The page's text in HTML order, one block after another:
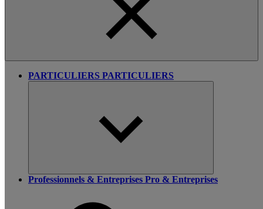
PARTICULIERS PARTICULIERS
Professionnels & Entreprises Pro & Entreprises